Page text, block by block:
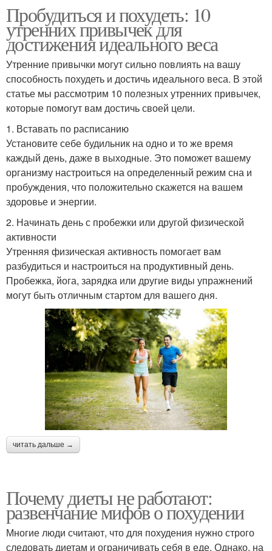
Пробудиться и похудеть: 10
утренних привычек для
достижения идеального веса
Утренние привычки могут сильно повлиять на вашу
способность похудеть и достичь идеального веса. В этой
статье мы рассмотрим 10 полезных утренних привычек,
которые помогут вам достичь своей цели.
1. Вставать по расписанию
Установите себе будильник на одно и то же время
каждый день, даже в выходные. Это поможет вашему
организму настроиться на определенный режим сна и
пробуждения, что положительно скажется на вашем
здоровье и энергии.
2. Начинать день с пробежки или другой физической
активности
Утренняя физическая активность помогает вам
разбудиться и настроиться на продуктивный день.
Пробежка, йога, зарядка или другие виды упражнений
могут быть отличным стартом для вашего дня.
читать дальше →
Почему диеты не работают:
развенчание мифов о похудении
Многие люди считают, что для похудения нужно строго
следовать диетам и ограничивать себя в еде. Однако, на